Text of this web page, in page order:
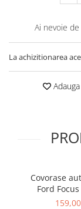
Folie Geamuri
Huse Volan Auto
Huse Volan cu Ac
Huse Volan din
Huse Volan din
Nuca Volan
Odorizante Auto
Ornamente Auto
Ornamente
Covorase SUZUKI
Covorase TOYOTA
Covorase
Covorase VOLVO
Ai nevoie
La achizitionarea
Adauga
Covorase
Ford
prezent